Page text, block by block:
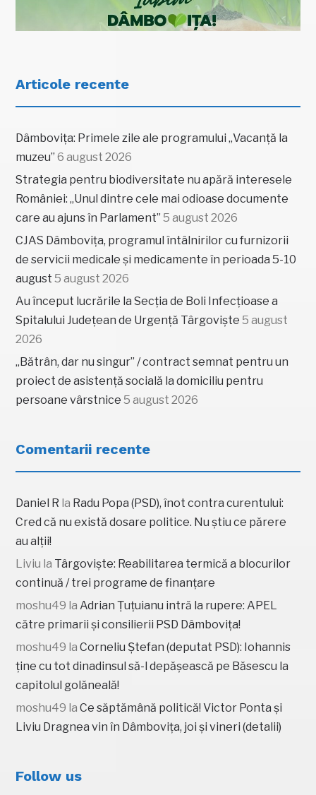
Articole recente
Dâmbovița: Primele zile ale programului „Vacanță la
muzeu” 6 august 2026
Strategia pentru biodiversitate nu apără interesele
României: „Unul dintre cele mai odioase documente
care au ajuns în Parlament” 5 august 2026
CJAS Dâmbovița, programul întâlnirilor cu furnizorii
de servicii medicale și medicamente în perioada 5-10
august 5 august 2026
Au început lucrările la Secția de Boli Infecțioase a
Spitalului Județean de Urgență Târgoviște 5 august
2026
„Bătrân, dar nu singur” / contract semnat pentru un
proiect de asistență socială la domiciliu pentru
persoane vârstnice 5 august 2026
Comentarii recente
Daniel R la Radu Popa (PSD), înot contra curentului:
Cred că nu există dosare politice. Nu știu ce părere
au alții!
Liviu la Târgoviște: Reabilitarea termică a blocurilor
continuă / trei programe de finanțare
moshu49 laAdrian Țuțuianu intră la rupere: APEL
către primarii și consilierii PSD Dâmbovița!
moshu49 laCorneliu Ștefan (deputat PSD): Iohannis
ține cu tot dinadinsul să-l depășească pe Băsescu la
capitolul golăneală!
moshu49 laCe săptămână politică! Victor Ponta și
Liviu Dragnea vin în Dâmbovița, joi și vineri (detalii)
Follow us